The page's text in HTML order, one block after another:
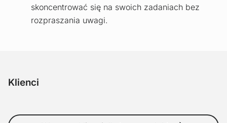
skoncentrować się na swoich zadaniach bez
rozpraszania uwagi.
Klienci